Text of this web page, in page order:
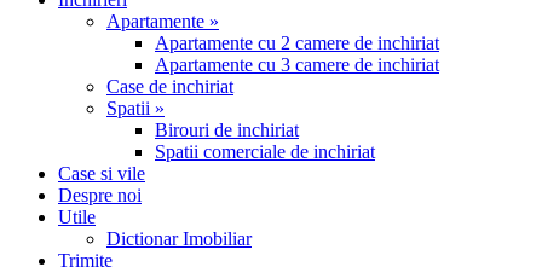
Apartamente »
Apartamente cu 2 camere de inchiriat
Apartamente cu 3 camere de inchiriat
Case de inchiriat
Spatii »
Birouri de inchiriat
Spatii comerciale de inchiriat
Case si vile
Despre noi
Utile
Dictionar Imobiliar
Trimite